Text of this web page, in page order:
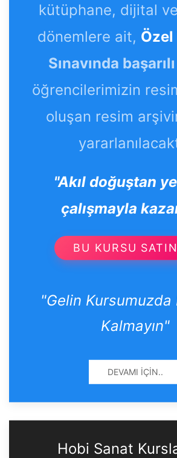
kütüphane, dijital
dönemlere ait, Özel
Sınavında
öğrencilerimizin
oluşan resim
"Akıl doğuştan
çalışmayla
BU KURSU
"Gelin Kursumuzda
Kalmayın"
DEVAMI İÇIN..
Hobi Sanat